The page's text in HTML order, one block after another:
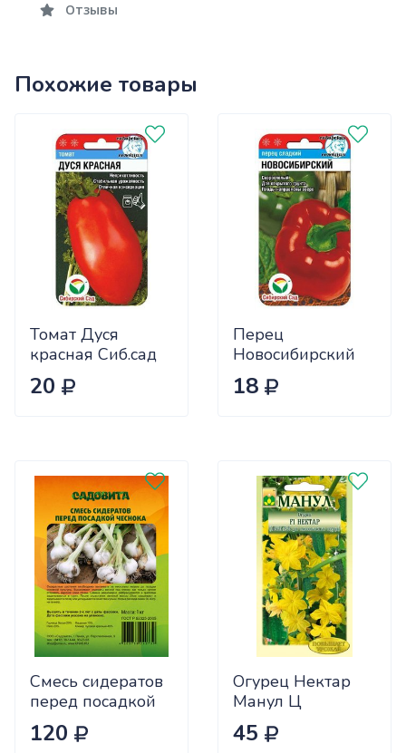
Отзывы
Похожие товары
Томат Дуся
красная Сиб.сад
Ц
20
Перец
Новосибирский
(ранний) Сиб.сад
Ц
18
Смесь сидератов
перед посадкой
чеснока 0,5кг
САДОВИТА
120
Огурец Нектар
Манул Ц
45